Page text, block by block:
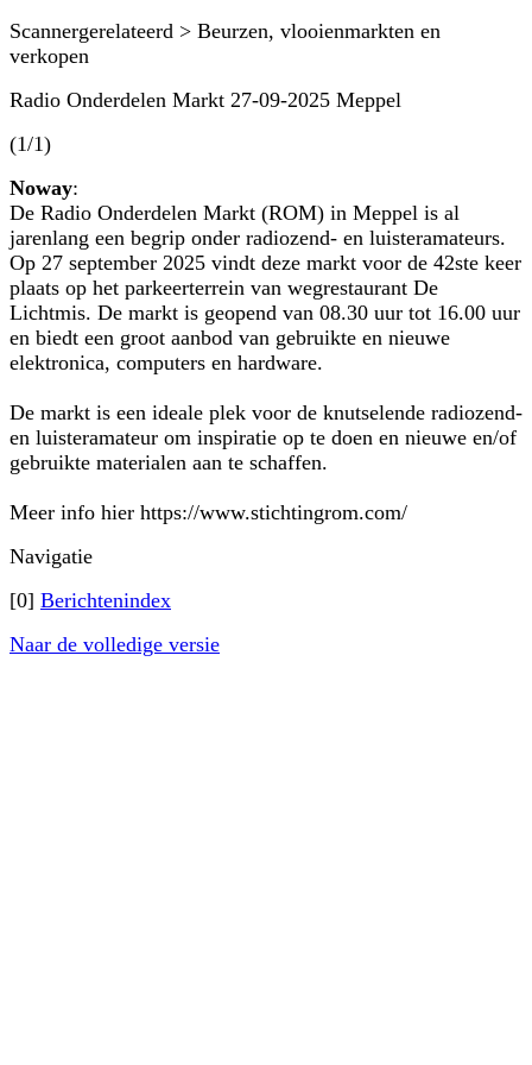
Scannergerelateerd > Beurzen, vlooienmarkten en
verkopen
Radio Onderdelen Markt 27-09-2025 Meppel
(1/1)
Noway:
De Radio Onderdelen Markt (ROM) in Meppel is al
jarenlang een begrip onder radiozend- en luisteramateurs.
Op 27 september 2025 vindt deze markt voor de 42ste keer
plaats op het parkeerterrein van wegrestaurant De
Lichtmis. De markt is geopend van 08.30 uur tot 16.00 uur
en biedt een groot aanbod van gebruikte en nieuwe
elektronica, computers en hardware.
De markt is een ideale plek voor de knutselende radiozend-
en luisteramateur om inspiratie op te doen en nieuwe en/of
gebruikte materialen aan te schaffen.
Meer info hier https://www.stichtingrom.com/
Navigatie
[0] Berichtenindex
Naar de volledige versie